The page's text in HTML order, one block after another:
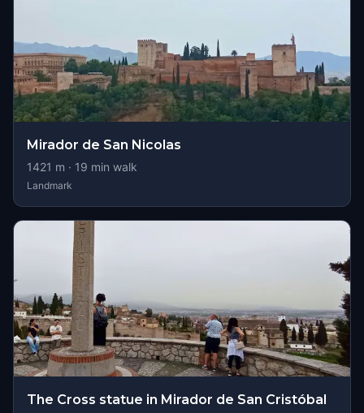
Mirador de San Nicolas
1421 m · 19 min walk
Landmark
The Cross statue in Mirador de San Cristóbal